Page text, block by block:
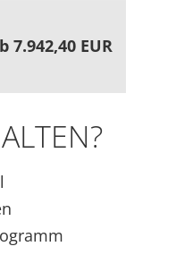
7.942,40 EUR